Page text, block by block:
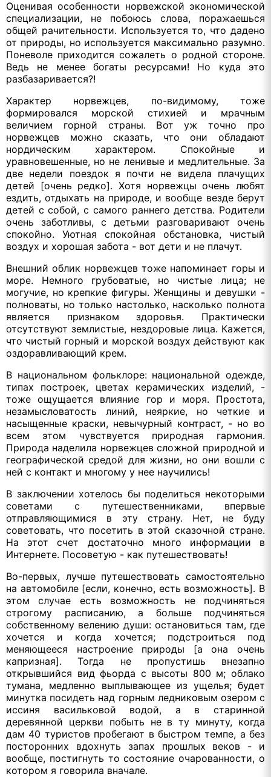
Оценивая особенности норвежской экономической
специализации, не побоюсь слова, поражаешься
общей рачительности. Используется то, что дадено
от природы, но используется максимально разумно.
Поневоле приходится сожалеть о родной стороне.
Ведь не менее богаты ресурсами! Но куда это
разбазаривается?!
Характер норвежцев, по-видимому, тоже
формировался морской стихией и мрачным
величием горной страны. Вот уж точно про
норвежцев можно сказать, что они обладают
нордическим характером. Спокойные и
уравновешенные, но не ленивые и медлительные. За
две недели поездок я почти не видела плачущих
детей [очень редко]. Хотя норвежцы очень любят
ездить, отдыхать на природе, и вообще везде берут
детей с собой, с самого раннего детства. Родители
очень заботливы, с детьми разговаривают очень
спокойно. Уютная спокойная обстановка, чистый
воздух и хорошая забота - вот дети и не плачут.
Внешний облик норвежцев тоже напоминает горы и
море. Немного грубоватые, но чистые лица; не
могучие, но крепкие фигуры. Женщины и девушки -
полноваты, но только настолько, насколько полнота
является признаком здоровья. Практически
отсутствуют землистые, нездоровые лица. Кажется,
что чистый горный и морской воздух действуют как
оздоравливающий крем.
В национальном фольклоре: национальной одежде,
типах построек, цветах керамических изделий, -
тоже ощущается влияние гор и моря. Простота,
незамысловатость линий, неяркие, но четкие и
насыщенные краски, невычурный контраст, - но во
всем этом чувствуется природная гармония.
Природа наделила норвежцев сложной природной и
географической средой для жизни, но они вошли с
ней с контакт и многому у нее научились!
В заключении хотелось бы поделиться некоторыми
советами с путешественниками, впервые
отправляющимися в эту страну. Нет, не буду
советовать, что посетить в этой сказочной стране.
На этот счет достаточно много информации в
Интернете. Посоветую - как путешествовать!
Во-первых, лучше путешествовать самостоятельно
на автомобиле [если, конечно, есть возможность]. В
этом случае есть возможность не подчиняться
строгому расписанию, а больше подчиняться
собственному велению души: остановиться там, где
хочется и когда хочется; подстроиться под
меняющееся настроение природы [а она очень
капризная]. Тогда не пропустишь внезапно
открывшийся вид фьорда с высоты 800 м; облако
тумана, медленно выплывающее из ущелья; будет
минутка посидеть над горным ледниковым озером с
иссиня васильковой водой, а в старинной
деревянной церкви побыть не в ту минуту, когда
дам 40 туристов пробегают в быстром темпе, а без
посторонних вдохнуть запах прошлых веков - и
вообще, постигнуть то состояние очарованности, о
котором я говорила вначале.